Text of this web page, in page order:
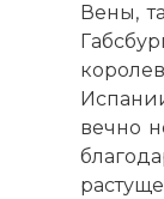
Вены,
вечно